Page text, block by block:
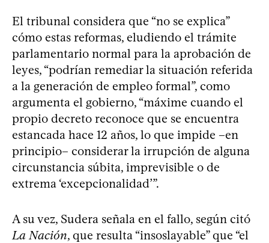
El tribunal considera que “no se explica”
cómo estas reformas, eludiendo el trámite
parlamentario normal para la aprobación de
leyes, “podrían remediar la situación referida
a la generación de empleo formal”, como
argumenta el gobierno, “máxime cuando el
propio decreto reconoce que se encuentra
estancada hace 12 años, lo que impide –en
principio– considerar la irrupción de alguna
circunstancia súbita, imprevisible o de
extrema ‘excepcionalidad’”.
A su vez, Sudera señala en el fallo, según citó
La Nación, que resulta “insoslayable” que “el